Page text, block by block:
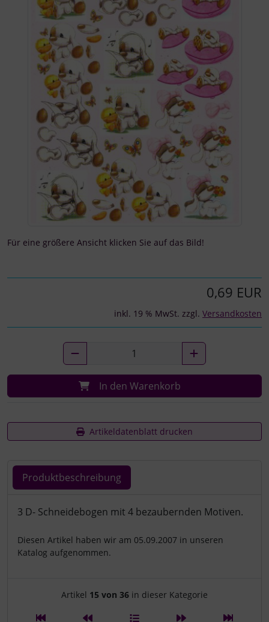
Für eine größere Ansicht klicken Sie auf das Bild!
0,69 EUR
inkl. 19 % MwSt. zzgl. Versandkosten
In den Warenkorb
Artikeldatenblatt drucken
Produktbeschreibung
Produktbeschreibung
3 D- Schneidebogen mit 4 bezaubernden Motiven.
Diesen Artikel haben wir am 05.09.2007 in unseren
Katalog aufgenommen.
Artikelnavigation innerhalb
Artikel 15 von 36 in dieser Kategorie